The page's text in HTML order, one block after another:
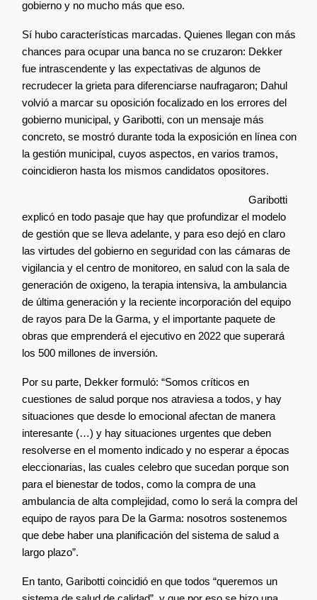
gobierno y no mucho más que eso.
Sí hubo características marcadas. Quienes llegan con más
chances para ocupar una banca no se cruzaron: Dekker
fue intrascendente y las expectativas de algunos de
recrudecer la grieta para diferenciarse naufragaron; Dahul
volvió a marcar su oposición focalizado en los errores del
gobierno municipal, y Garibotti, con un mensaje más
concreto, se mostró durante toda la exposición en línea con
la gestión municipal, cuyos aspectos, en varios tramos,
coincidieron hasta los mismos candidatos opositores.
Garibotti
explicó en todo pasaje que hay que profundizar el modelo
de gestión que se lleva adelante, y para eso dejó en claro
las virtudes del gobierno en seguridad con las cámaras de
vigilancia y el centro de monitoreo, en salud con la sala de
generación de oxigeno, la terapia intensiva, la ambulancia
de última generación y la reciente incorporación del equipo
de rayos para De la Garma, y el importante paquete de
obras que emprenderá el ejecutivo en 2022 que superará
los 500 millones de inversión.
Por su parte, Dekker formuló: “Somos críticos en
cuestiones de salud porque nos atraviesa a todos, y hay
situaciones que desde lo emocional afectan de manera
interesante (…) y hay situaciones urgentes que deben
resolverse en el momento indicado y no esperar a épocas
eleccionarias, las cuales celebro que sucedan porque son
para el bienestar de todos, como la compra de una
ambulancia de alta complejidad, como lo será la compra del
equipo de rayos para De la Garma: nosotros sostenemos
que debe haber una planificación del sistema de salud a
largo plazo”.
En tanto, Garibotti coincidió en que todos “queremos un